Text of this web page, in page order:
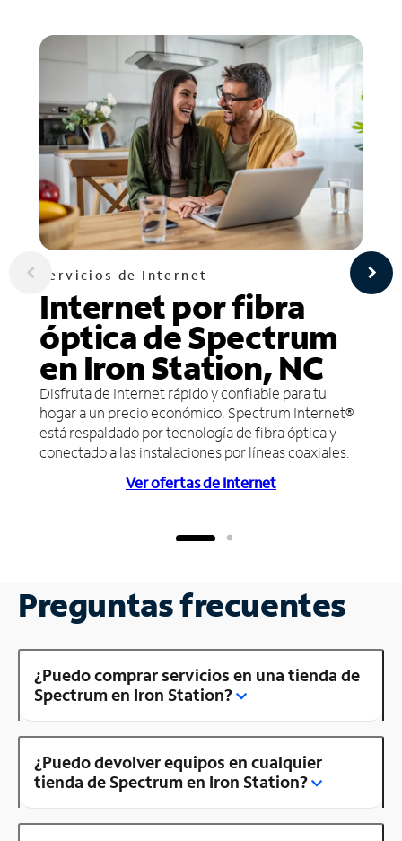
Servicios de Internet
Internet por fibra
óptica de Spectrum
en Iron Station, NC
Disfruta de Internet rápido y confiable para tu
hogar a un precio económico. Spectrum Internet®
está respaldado por tecnología de fibra óptica y
conectado a las instalaciones por líneas coaxiales.
Ver ofertas de Internet
Preguntas frecuentes
¿Puedo comprar servicios en una tienda de
Spectrum en Iron Station?
¿Puedo devolver equipos en cualquier
tienda de Spectrum en Iron Station?